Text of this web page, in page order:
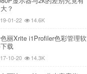
？
01-22 14.6K
丽Xrite i1Profiler色彩管理软
载
10-20 14.3K